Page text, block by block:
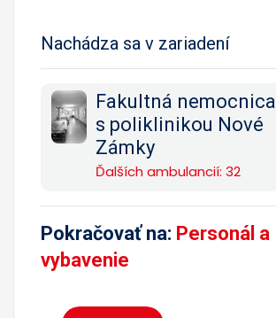
Nachádza sa v zariadení
Fakultná nemocnica
s poliklinikou Nové
Zámky
Ďalších ambulancií: 32
Pokračovať na: Personál a
vybavenie